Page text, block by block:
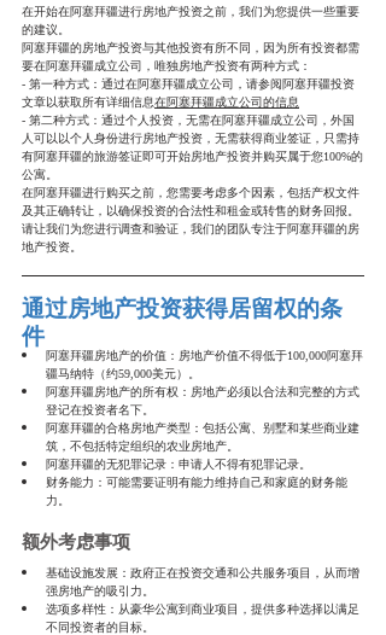
在开始在阿塞拜疆进行房地产投资之前，我们为您提供一些重要
的建议。
阿塞拜疆的房地产投资与其他投资有所不同，因为所有投资都需
要在阿塞拜疆成立公司，唯独房地产投资有两种方式：
- 第一种方式：通过在阿塞拜疆成立公司，请参阅阿塞拜疆投资
文章以获取所有详细信息在阿塞拜疆成立公司的信息
- 第二种方式：通过个人投资，无需在阿塞拜疆成立公司，外国
人可以以个人身份进行房地产投资，无需获得商业签证，只需持
有阿塞拜疆的旅游签证即可开始房地产投资并购买属于您100%的
公寓。
在阿塞拜疆进行购买之前，您需要考虑多个因素，包括产权文件
及其正确转让，以确保投资的合法性和租金或转售的财务回报。
请让我们为您进行调查和验证，我们的团队专注于阿塞拜疆的房
地产投资。
通过房地产投资获得居留权的条
件
阿塞拜疆房地产的价值：房地产价值不得低于100,000阿塞拜
疆马纳特（约59,000美元）。
阿塞拜疆房地产的所有权：房地产必须以合法和完整的方式
登记在投资者名下。
阿塞拜疆的合格房地产类型：包括公寓、别墅和某些商业建
筑，不包括特定组织的农业房地产。
阿塞拜疆的无犯罪记录：申请人不得有犯罪记录。
财务能力：可能需要证明有能力维持自己和家庭的财务能
力。
额外考虑事项
基础设施发展：政府正在投资交通和公共服务项目，从而增
强房地产的吸引力。
选项多样性：从豪华公寓到商业项目，提供多种选择以满足
不同投资者的目标。